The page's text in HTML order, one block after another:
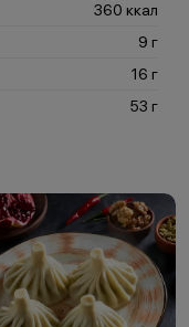
360 ккал
9 г
16 г
53 г